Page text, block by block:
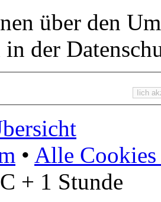
über den
in der
• Alle Cookies
+ 1 Stunde